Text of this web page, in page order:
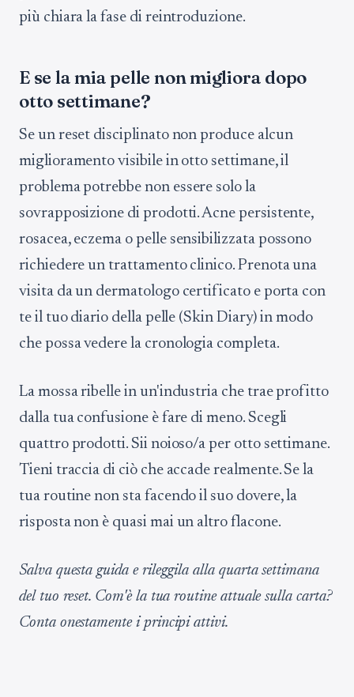
più chiara la fase di reintroduzione.
E se la mia pelle non migliora dopo
otto settimane?
Se un reset disciplinato non produce alcun
miglioramento visibile in otto settimane, il
problema potrebbe non essere solo la
sovrapposizione di prodotti. Acne persistente,
rosacea, eczema o pelle sensibilizzata possono
richiedere un trattamento clinico. Prenota una
visita da un dermatologo certificato e porta con
te il tuo diario della pelle (Skin Diary) in modo
che possa vedere la cronologia completa.
La mossa ribelle in un'industria che trae profitto
dalla tua confusione è fare di meno. Scegli
quattro prodotti. Sii noioso/a per otto settimane.
Tieni traccia di ciò che accade realmente. Se la
tua routine non sta facendo il suo dovere, la
risposta non è quasi mai un altro flacone.
Salva questa guida e rileggila alla quarta settimana
del tuo reset. Com'è la tua routine attuale sulla carta?
Conta onestamente i principi attivi.